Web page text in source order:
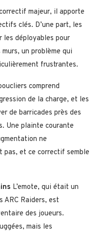
correctif majeur, il apporte
clés. D’une part, les
les déployables pour
un problème qui
frustrantes.
comprend
de la charge, et les
de barricades près des
Une plainte courante
ne
et ce correctif semble
L’emote, qui était un
ARC Raiders, est
des joueurs.
mais les